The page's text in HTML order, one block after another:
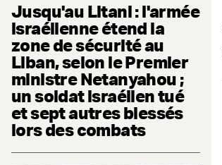
Jusqu'au Litani : l'armée
israélienne étend la
zone de sécurité au
Liban, selon le Premier
ministre Netanyahou ;
un soldat israélien tué
et sept autres blessés
lors des combats